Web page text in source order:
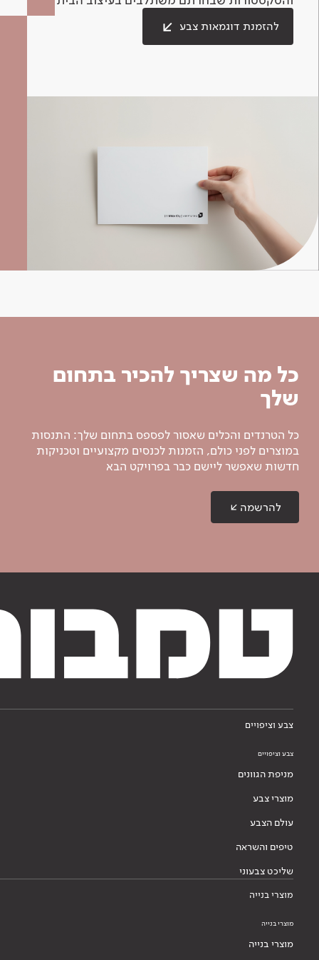
להזמנת דוגמאות צבע
כל מה שצריך להכיר בתחום
שלך
כל הטרנדים והכלים שאסור לפספס בתחום שלך: התנסות
במוצרים לפני כולם, הזמנות לכנסים מקצועיים וטכניקות
חדשות שאפשר ליישם כבר בפרויקט הבא
להרשמה
צבע וציפויים
צבע וציפויים
מניפת הגוונים
מוצרי צבע
עולם הצבע
טיפים והשראה
שליכט צבעוני
מוצרי בנייה
מוצרי בנייה
מוצרי בנייה